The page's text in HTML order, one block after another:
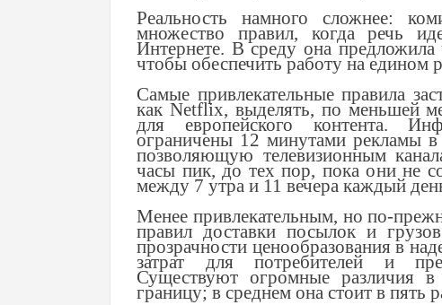
Реальность намного сложнее:
множество правил, когда речь
Интернете. В среду она
чтобы обеспечить работу на едином
Самые привлекательные правила
как Netflix, выделять, по меньшей
для европейского контента.
ограничены 12 минутами рекламы
позволяющую телевизионным
часы пик, до тех пор, пока они не
между 7 утра и 11 вечера каждый
Менее привлекательным, но по-
правил доставки посылок и
прозрачности ценообразования в
затрат для потребителей и
Существуют огромные различия
границу; в среднем она стоит в пять